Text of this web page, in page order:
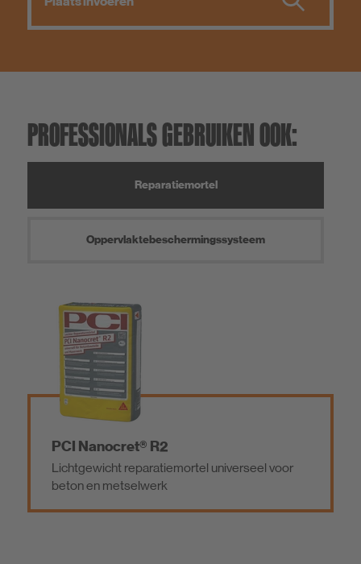
PROFESSIONALS GEBRUIKEN OOK:
Reparatiemortel
Oppervlaktebeschermingssysteem
PCI Nanocret® R2
Lichtgewicht reparatiemortel universeel voor
beton en metselwerk